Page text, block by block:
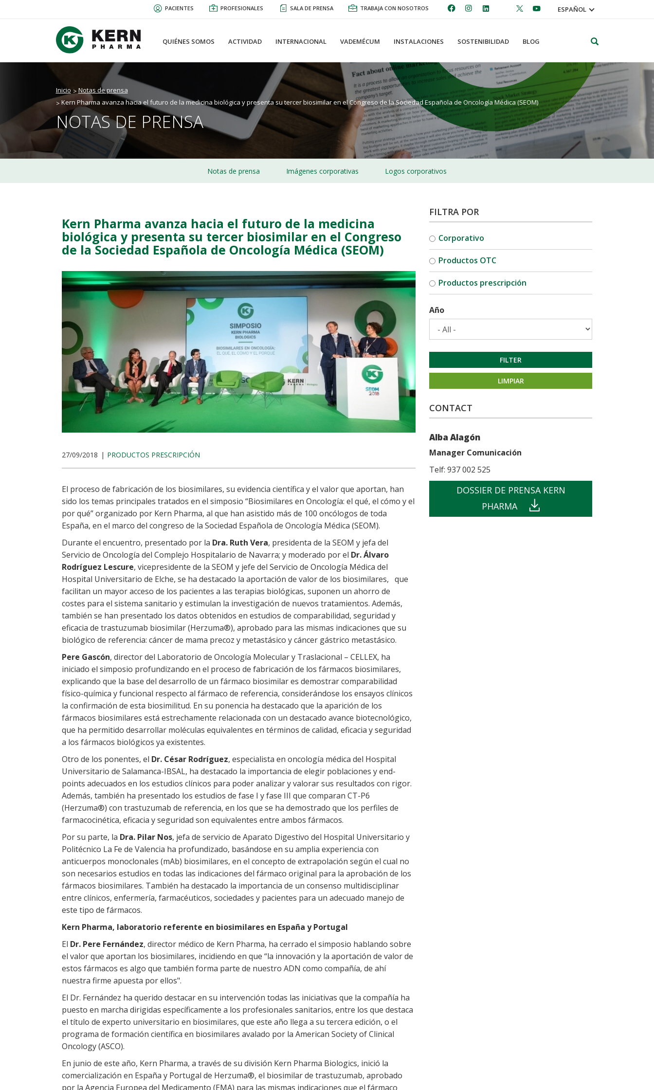
PACIENTES PROFESIONALES SALA DE PRENSA TRABAJA CON NOSOTROS ESPAÑOL
QUIÉNES SOMOS ACTIVIDAD INTERNACIONAL VADEMÉCUM INSTALACIONES SOSTENIBILIDAD BLOG
Inicio
Notas de prensa
Kern Pharma avanza hacia el futuro de la medicina biológica y presenta su tercer biosimilar en el Congreso de la Sociedad Española de Oncología Médica (SEOM)
NOTAS DE PRENSA
Notas de prensa Imágenes corporativas Logos corporativos
FILTRA POR
Corporativo
Productos OTC
Productos prescripción
Año
FILTER
LIMPIAR
CONTACT
Alba Alagón
Manager Comunicación
Telf: 937 002 525
DOSSIER DE PRENSA KERN
PHARMA
Kern Pharma avanza hacia el futuro de la medicina
biológica y presenta su tercer biosimilar en el Congreso
de la Sociedad Española de Oncología Médica (SEOM)
27/09/2018 PRODUCTOS PRESCRIPCIÓN
El proceso de fabricación de los biosimilares, su evidencia científica y el valor que aportan, han
sido los temas principales tratados en el simposio “Biosimilares en Oncología: el qué, el cómo y el
por qué” organizado por Kern Pharma, al que han asistido más de 100 oncólogos de toda
España, en el marco del congreso de la Sociedad Española de Oncología Médica (SEOM).
Durante el encuentro, presentado por la Dra. Ruth Vera, presidenta de la SEOM y jefa del
Servicio de Oncología del Complejo Hospitalario de Navarra; y moderado por el Dr. Álvaro
Rodríguez Lescure, vicepresidente de la SEOM y jefe del Servicio de Oncología Médica del
Hospital Universitario de Elche, se ha destacado la aportación de valor de los biosimilares, que
facilitan un mayor acceso de los pacientes a las terapias biológicas, suponen un ahorro de
costes para el sistema sanitario y estimulan la investigación de nuevos tratamientos. Además,
también se han presentado los datos obtenidos en estudios de comparabilidad, seguridad y
eficacia de trastuzumab biosimilar (Herzuma®), aprobado para las mismas indicaciones que su
biológico de referencia: cáncer de mama precoz y metastásico y cáncer gástrico metastásico.
Pere Gascón, director del Laboratorio de Oncología Molecular y Traslacional – CELLEX, ha
iniciado el simposio profundizando en el proceso de fabricación de los fármacos biosimilares,
explicando que la base del desarrollo de un fármaco biosimilar es demostrar comparabilidad
físico-química y funcional respecto al fármaco de referencia, considerándose los ensayos clínicos
la confirmación de esta biosimilitud. En su ponencia ha destacado que la aparición de los
fármacos biosimilares está estrechamente relacionada con un destacado avance biotecnológico,
que ha permitido desarrollar moléculas equivalentes en términos de calidad, eficacia y seguridad
a los fármacos biológicos ya existentes.
Otro de los ponentes, el Dr. César Rodríguez, especialista en oncología médica del Hospital
Universitario de Salamanca-IBSAL, ha destacado la importancia de elegir poblaciones y end-
points adecuados en los estudios clínicos para poder analizar y valorar sus resultados con rigor.
Además, también ha presentado los estudios de fase I y fase III que comparan CT-P6
(Herzuma®) con trastuzumab de referencia, en los que se ha demostrado que los perfiles de
farmacocinética, eficacia y seguridad son equivalentes entre ambos fármacos.
Por su parte, la Dra. Pilar Nos, jefa de servicio de Aparato Digestivo del Hospital Universitario y
Politécnico La Fe de Valencia ha profundizado, basándose en su amplia experiencia con
anticuerpos monoclonales (mAb) biosimilares, en el concepto de extrapolación según el cual no
son necesarios estudios en todas las indicaciones del fármaco original para la aprobación de los
fármacos biosimilares. También ha destacado la importancia de un consenso multidisciplinar
entre clínicos, enfermería, farmacéuticos, sociedades y pacientes para un adecuado manejo de
este tipo de fármacos.
Kern Pharma, laboratorio referente en biosimilares en España y Portugal
El Dr. Pere Fernández, director médico de Kern Pharma, ha cerrado el simposio hablando sobre
el valor que aportan los biosimilares, incidiendo en que “la innovación y la aportación de valor de
estos fármacos es algo que también forma parte de nuestro ADN como compañía, de ahí
nuestra firme apuesta por ellos".
El Dr. Fernández ha querido destacar en su intervención todas las iniciativas que la compañía ha
puesto en marcha dirigidas específicamente a los profesionales sanitarios, entre los que destaca
el título de experto universitario en biosimilares, que este año llega a su tercera edición, o el
programa de formación científica en biosimilares avalado por la American Society of Clinical
Oncology (ASCO).
En junio de este año, Kern Pharma, a través de su división Kern Pharma Biologics, inició la
comercialización en España y Portugal de Herzuma®, el biosimilar de trastuzumab, aprobado
por la Agencia Europea del Medicamento (EMA) para las mismas indicaciones que el fármaco